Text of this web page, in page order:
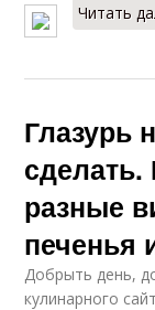
Читать
Глазурь
сделать.
разные
печенья
Добрыть день,
кулинарного